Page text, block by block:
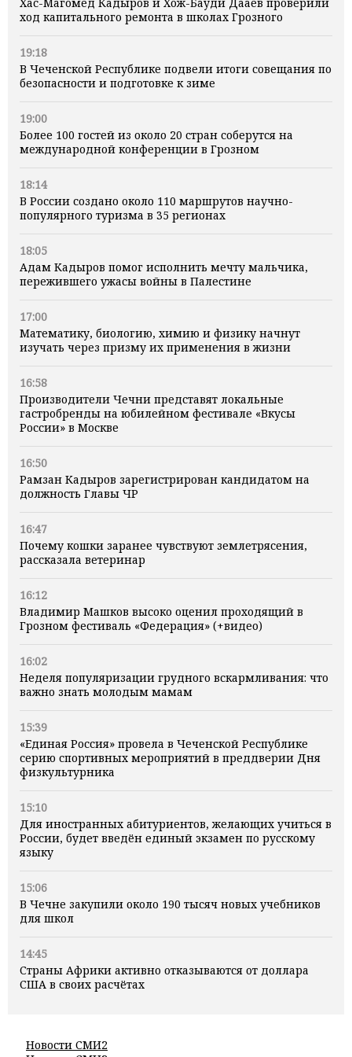
ход капитального ремонта в школах Грозного
19:18
В Чеченской Республике подвели итоги совещания по
безопасности и подготовке к зиме
19:00
Более 100 гостей из около 20 стран соберутся на
международной конференции в Грозном
18:14
В России создано около 110 маршрутов научно-
популярного туризма в 35 регионах
18:05
Адам Кадыров помог исполнить мечту мальчика,
пережившего ужасы войны в Палестине
17:00
Математику, биологию, химию и физику начнут
изучать через призму их применения в жизни
16:58
Производители Чечни представят локальные
гастробренды на юбилейном фестивале «Вкусы
России» в Москве
16:50
Рамзан Кадыров зарегистрирован кандидатом на
должность Главы ЧР
16:47
Почему кошки заранее чувствуют землетрясения,
рассказала ветеринар
16:12
Владимир Машков высоко оценил проходящий в
Грозном фестиваль «Федерация» (+видео)
16:02
Неделя популяризации грудного вскармливания: что
важно знать молодым мамам
15:39
«Единая Россия» провела в Чеченской Республике
серию спортивных мероприятий в преддверии Дня
физкультурника
15:10
Для иностранных абитуриентов, желающих учиться в
России, будет введён единый экзамен по русскому
языку
15:06
В Чечне закупили около 190 тысяч новых учебников
для школ
14:45
Страны Африки активно отказываются от доллара
США в своих расчётах
Новости СМИ2